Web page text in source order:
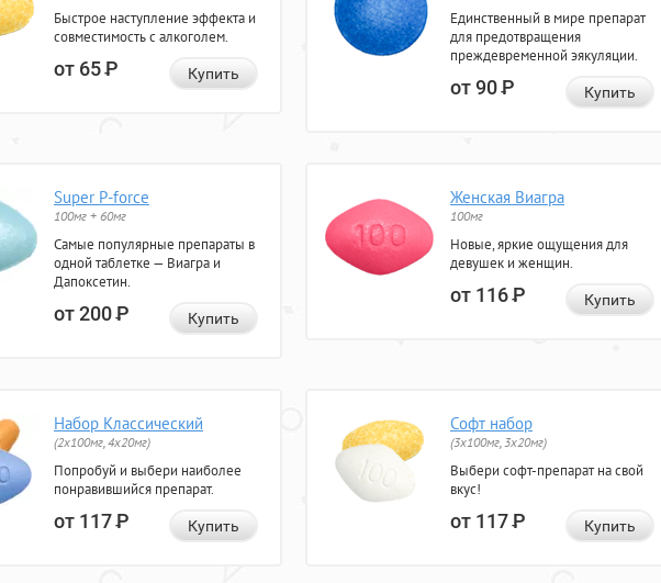
Быстрое наступление эффекта и
совместимость с алкоголем.
от 65Р Купить
Единственный в мире препарат
для предотвращения
преждевременной эякуляции.
от 90Р Купить
Super P-force
100мг + 60мг
Самые популярные препараты в
одной таблетке — Виагра и
Дапоксетин.
от 200Р Купить
Женская Виагра
100мг
Новые, яркие ощущения для
девушек и женщин.
от 116Р Купить
Набор Классический
(2x100мг, 4x20мг)
Попробуй и выбери наиболее
понравившийся препарат.
от 117Р Купить
Софт набор
(3x100мг, 3x20мг)
Выбери софт-препарат на свой
вкус!
от 117Р Купить